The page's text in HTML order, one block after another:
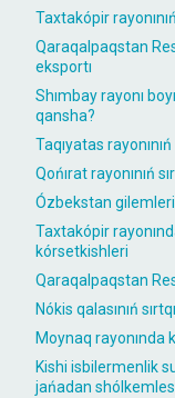
Taxtakópir
Qaraqalpaqstan
eksportı
Shımbay rayonı
qansha?
Taqıyatas
Qońırat rayonınıń
Ózbekstan
Taxtakópir
kórsetkishleri
Qaraqalpaqstan
Nókis qalasınıń
Moynaq rayonında
Kishi isbilermenlik
jańadan